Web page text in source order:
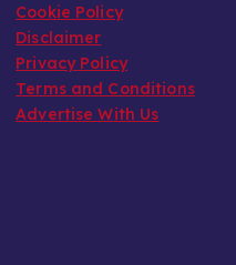
Cookie Policy
Disclaimer
Privacy Policy
Terms and Conditions
Advertise With Us